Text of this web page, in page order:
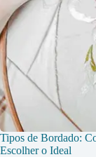
Tipos de Bordado:
Escolher o Ideal